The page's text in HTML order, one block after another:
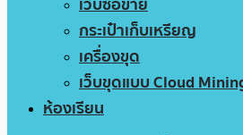
กระเป๋าเก็บเหรียญ
เครื่องขุด
เว็บขุดแบบ Cloud
ห้องเรียน